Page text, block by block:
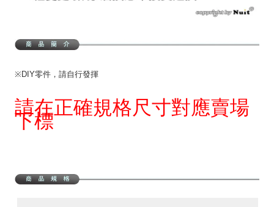
※DIY零件，請自行發揮
請在正確規格尺寸對應賣場
下標